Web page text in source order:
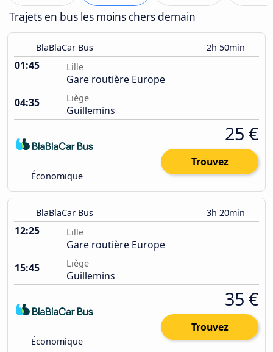
Trajets en bus les moins chers demain
BlaBlaCar Bus 2h 50min
01:45 Lille
Gare routière Europe
04:35
Liège
Guillemins
Économique
25 €
Trouvez
BlaBlaCar Bus 3h 20min
12:25 Lille
Gare routière Europe
15:45
Liège
Guillemins
Économique
35 €
Trouvez